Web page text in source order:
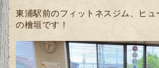
東浦駅前のフィットネスジム、ヒ
の檜垣です！